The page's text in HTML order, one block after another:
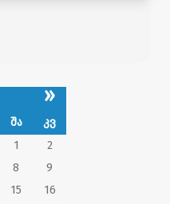
»
შა
კვ
1
2
8
9
15
16